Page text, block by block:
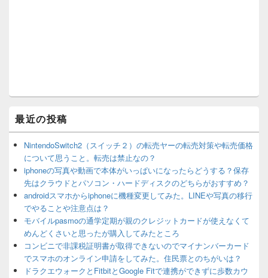
最近の投稿
NintendoSwitch2（スイッチ２）の転売ヤーの転売対策や転売価格
について思うこと。転売は禁止なの？
iphoneの写真や動画で本体がいっぱいになったらどうする？保存
先はクラウドとパソコン・ハードディスクのどちらがおすすめ？
androidスマホからiphoneに機種変更してみた。LINEや写真の移行
でやることや注意点は？
モバイルpasmoの通学定期が親のクレジットカードが使えなくて
めんどくさいと思ったが購入してみたところ
コンビニで非課税証明書が取得できないのでマイナンバーカード
でスマホのオンライン申請をしてみた。住民票とのちがいは？
ドラクエウォークとFitbitとGoogle Fitで連携ができずに歩数カウ